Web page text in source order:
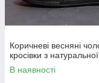
Коричневі весняні
кросівки з
В наявності